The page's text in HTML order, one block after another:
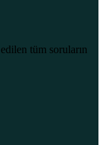
tüm soruların